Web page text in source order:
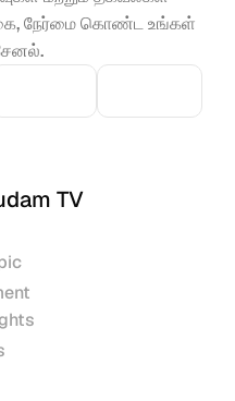
நேர்மை கொண்ட உங்கள்
TV